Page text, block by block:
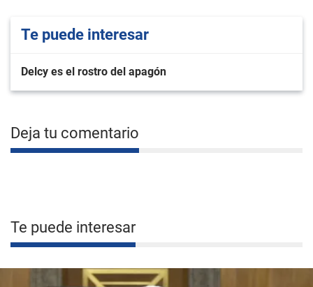
Te puede interesar
Delcy es el rostro del apagón
Deja tu comentario
Te puede interesar